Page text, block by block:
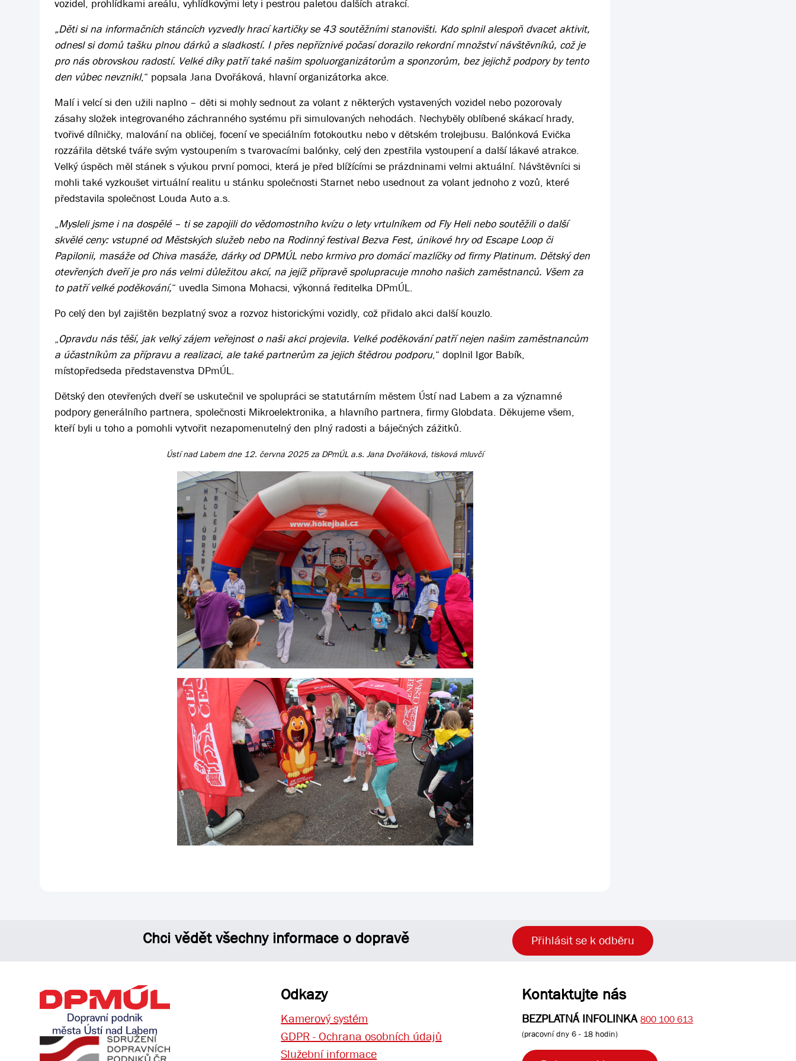
vozidel, prohlídkami areálu, vyhlídkovými lety i pestrou paletou dalších atrakcí.
„Děti si na informačních stáncích vyzvedly hrací kartičky se 43 soutěžními stanovišti. Kdo splnil alespoň dvacet aktivit,
odnesl si domů tašku plnou dárků a sladkostí. I přes nepříznivé počasí dorazilo rekordní množství návštěvníků, což je
pro nás obrovskou radostí. Velké díky patří také našim spoluorganizátorům a sponzorům, bez jejichž podpory by tento
den vůbec nevznikl,“ popsala Jana Dvořáková, hlavní organizátorka akce.
Malí i velcí si den užili naplno – děti si mohly sednout za volant z některých vystavených vozidel nebo pozorovaly
zásahy složek integrovaného záchranného systému při simulovaných nehodách. Nechyběly oblíbené skákací hrady,
tvořivé dílničky, malování na obličej, focení ve speciálním fotokoutku nebo v dětském trolejbusu. Balónková Evička
rozzářila dětské tváře svým vystoupením s tvarovacími balónky, celý den zpestřila vystoupení a další lákavé atrakce.
Velký úspěch měl stánek s výukou první pomoci, která je před blížícími se prázdninami velmi aktuální. Návštěvníci si
mohli také vyzkoušet virtuální realitu u stánku společnosti Starnet nebo usednout za volant jednoho z vozů, které
představila společnost Louda Auto a.s.
„Mysleli jsme i na dospělé – ti se zapojili do vědomostního kvízu o lety vrtulníkem od Fly Heli nebo soutěžili o další
skvělé ceny: vstupné od Městských služeb nebo na Rodinný festival Bezva Fest, únikové hry od Escape Loop či
Papilonii, masáže od Chiva masáže, dárky od DPMÚL nebo krmivo pro domácí mazlíčky od firmy Platinum. Dětský den
otevřených dveří je pro nás velmi důležitou akcí, na jejíž přípravě spolupracuje mnoho našich zaměstnanců. Všem za
to patří velké poděkování,“ uvedla Simona Mohacsi, výkonná ředitelka DPmÚL.
Po celý den byl zajištěn bezplatný svoz a rozvoz historickými vozidly, což přidalo akci další kouzlo.
„Opravdu nás těší, jak velký zájem veřejnost o naši akci projevila. Velké poděkování patří nejen našim zaměstnancům
a účastníkům za přípravu a realizaci, ale také partnerům za jejich štědrou podporu,“ doplnil Igor Babík,
místopředseda představenstva DPmÚL.
Dětský den otevřených dveří se uskutečnil ve spolupráci se statutárním městem Ústí nad Labem a za významné
podpory generálního partnera, společnosti Mikroelektronika, a hlavního partnera, firmy Globdata. Děkujeme všem,
kteří byli u toho a pomohli vytvořit nezapomenutelný den plný radosti a báječných zážitků.
Ústí nad Labem dne 12. června 2025 za DPmÚL a.s. Jana Dvořáková, tisková mluvčí
Chci vědět všechny informace o dopravě Přihlásit se k odběru
Odkazy
Kamerový systém
GDPR - Ochrana osobních údajů
Služební informace
Kontaktujte nás
BEZPLATNÁ INFOLINKA 800 100 613
(pracovní dny 6 - 18 hodin)